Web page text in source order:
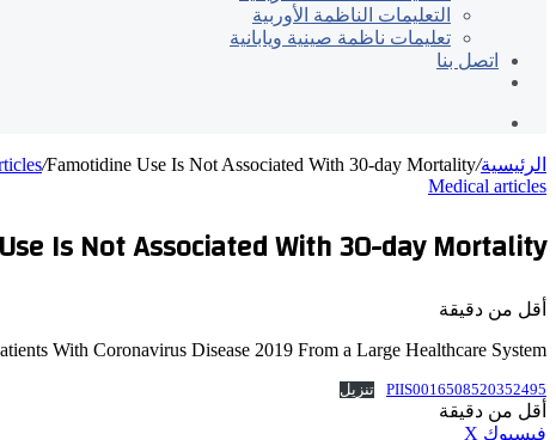
التعليمات الناظمة الأوربية
تعليمات ناظمة صينية ويابانية
اتصل بنا
الرئيسية/
/Famotidine Use Is Not Associated With 30-day Mortality
Medical articles
Is Not Associated With 30-day Mortality
أقل من دقيقة
With Coronavirus Disease 2019 From a Large Healthcare System
PIIS0016508520352495 تنزيل
أقل من دقيقة
فيسبوك ‫X